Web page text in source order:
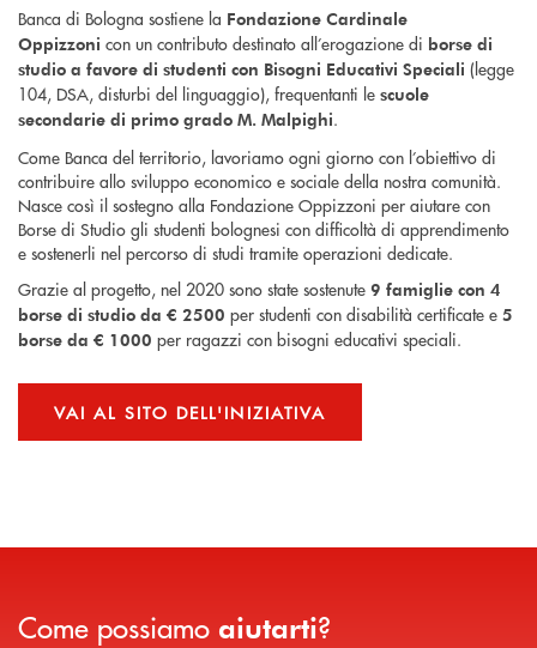
Banca di Bologna sostiene la Fondazione Cardinale
Oppizzoni con un contributo destinato all’erogazione di borse di
studio a favore di studenti con Bisogni Educativi Speciali (legge
104, DSA, disturbi del linguaggio), frequentanti le scuole
secondarie di primo grado M. Malpighi.
Come Banca del territorio, lavoriamo ogni giorno con l’obiettivo di
contribuire allo sviluppo economico e sociale della nostra comunità.
Nasce così il sostegno alla Fondazione Oppizzoni per aiutare con
Borse di Studio gli studenti bolognesi con difficoltà di apprendimento
e sostenerli nel percorso di studi tramite operazioni dedicate.
Grazie al progetto, nel 2020 sono state sostenute 9 famiglie con 4
borse di studio da € 2500 per studenti con disabilità certificate e 5
borse da € 1000 per ragazzi con bisogni educativi speciali.
VAI AL SITO DELL'INIZIATIVA
Come possiamo aiutarti?